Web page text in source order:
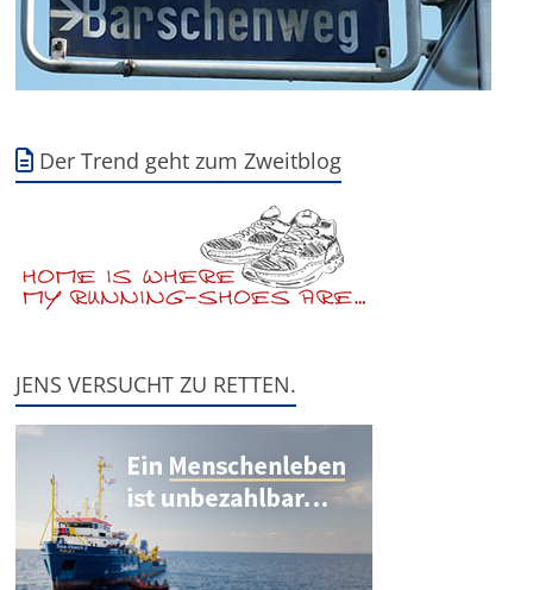
Der Trend geht zum Zweitblog
JENS VERSUCHT ZU RETTEN.